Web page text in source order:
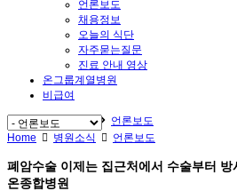
언론보도
채용정보
오늘의 식단
자주묻는질문
진료 안내 영상
온그룹계열병원
비급여
Home 병원소식
언론보도
Home
병원소식 언론보도
폐암수술 이제는 집근처에서 수술부터
온종합병원